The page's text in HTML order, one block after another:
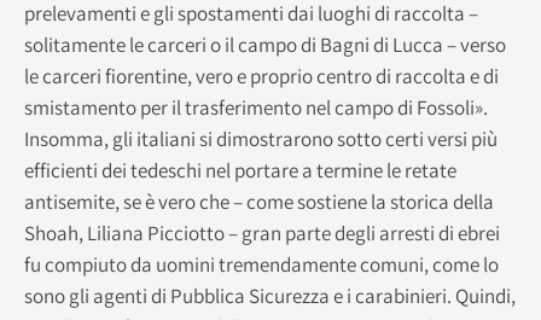
prelevamenti e gli spostamenti dai luoghi di raccolta –
solitamente le carceri o il campo di Bagni di Lucca – verso
le carceri fiorentine, vero e proprio centro di raccolta e di
smistamento per il trasferimento nel campo di Fossoli».
Insomma, gli italiani si dimostrarono sotto certi versi più
efficienti dei tedeschi nel portare a termine le retate
antisemite, se è vero che – come sostiene la storica della
Shoah, Liliana Picciotto – gran parte degli arresti di ebrei
fu compiuto da uomini tremendamente comuni, come lo
sono gli agenti di Pubblica Sicurezza e i carabinieri. Quindi,